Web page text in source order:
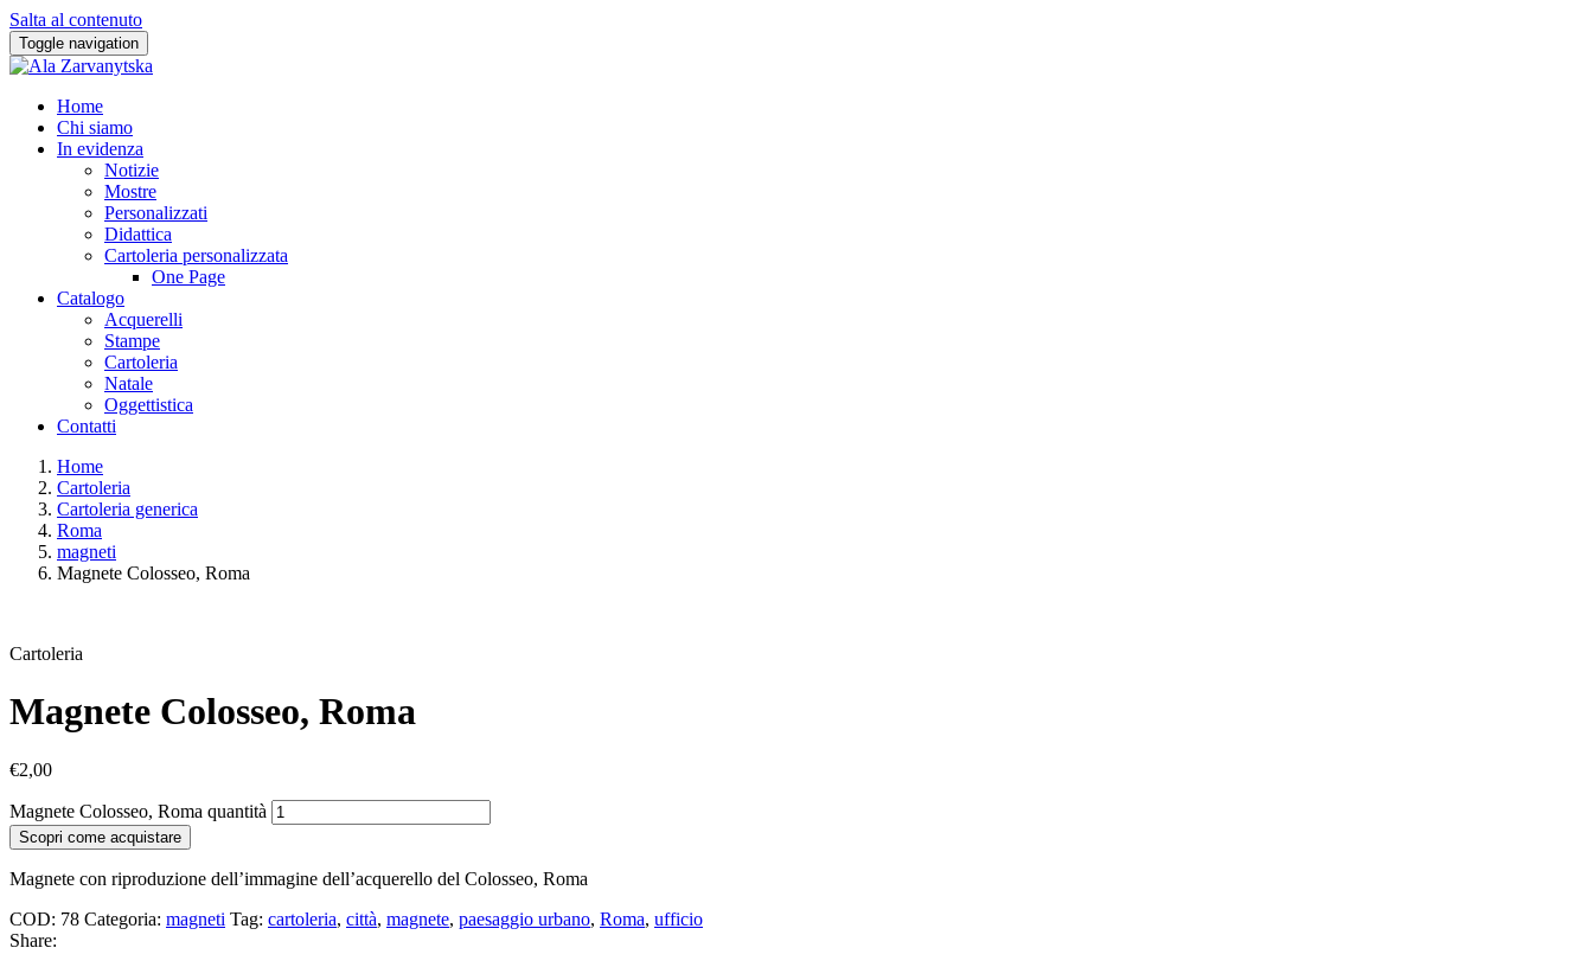
Salta al contenuto
Toggle navigation
Home
Chi siamo
In evidenza
Notizie
Mostre
Personalizzati
Didattica
Cartoleria personalizzata
One Page
Catalogo
Acquerelli
Stampe
Cartoleria
Natale
Oggettistica
Contatti
Home
Cartoleria
Cartoleria generica
Roma
magneti
Magnete Colosseo, Roma
Cartoleria
Magnete Colosseo, Roma
€2,00
Magnete Colosseo, Roma quantità
Scopri come acquistare
Magnete con riproduzione dell’immagine dell’acquerello del Colosseo, Roma
COD: 78 Categoria: magneti Tag: cartoleria, città, magnete, paesaggio urbano, Roma, ufficio
Share: